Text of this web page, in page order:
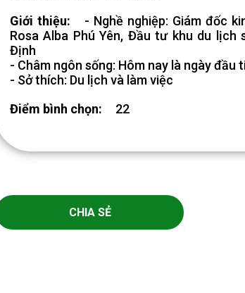
Giới thiệu:
- Nghề nghiệp: Giám đốc
Rosa Alba Phú Yên, Đầu tư khu du lịch
Định
- Châm ngôn sống: Hôm nay là ngày đầu
- Sở thích: Du lịch và làm việc
Điểm bình chọn:
22
CHIA SẺ